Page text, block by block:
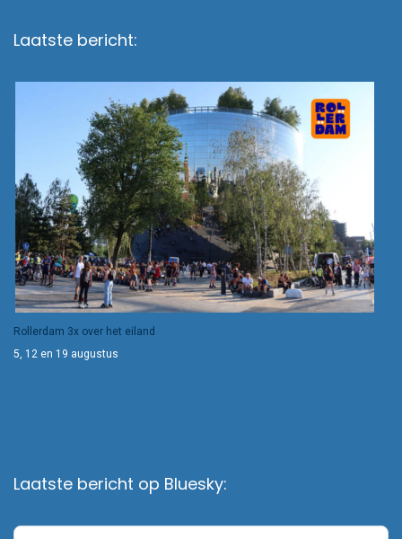
Laatste bericht:
Rollerdam 3x over het eiland
5, 12 en 19 augustus
Laatste bericht op Bluesky: